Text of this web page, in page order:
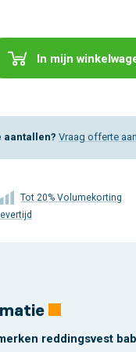
In mijn
aantallen? Vraag offerte aan
Tot 20% Volumekorting
reddingsvest